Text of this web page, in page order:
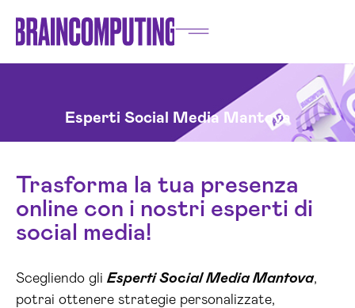
Esperti Social Media Mantova
Trasforma la tua presenza
online con i nostri esperti di
social media!
Scegliendo gli Esperti Social Media Mantova,
potrai ottenere strategie personalizzate,